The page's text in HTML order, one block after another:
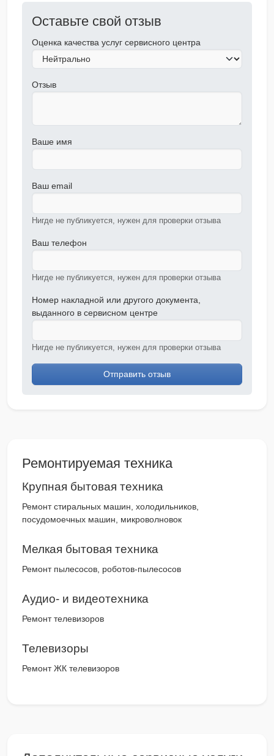
Оставьте свой отзыв
Оценка качества услуг сервисного центра
Отзыв
Ваше имя
Ваш email
Нигде не публикуется, нужен для проверки отзыва
Ваш телефон
Нигде не публикуется, нужен для проверки отзыва
Номер накладной или другого документа,
выданного в сервисном центре
Нигде не публикуется, нужен для проверки отзыва
Отправить отзыв
Ремонтируемая техника
Крупная бытовая техника
Ремонт стиральных машин, холодильников,
посудомоечных машин, микроволновок
Мелкая бытовая техника
Ремонт пылесосов, роботов-пылесосов
Аудио- и видеотехника
Ремонт телевизоров
Телевизоры
Ремонт ЖК телевизоров